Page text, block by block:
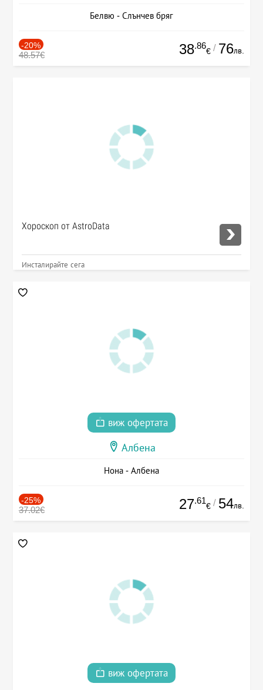
Белвю - Слънчев бряг
-20%
48.57€ 38.86
€ / 76лв.
Хороскоп от AstroData
Инсталирайте сега
виж офертата
Албена
Нона - Албена
-25%
37.02€ 27.61
€ / 54лв.
виж офертата